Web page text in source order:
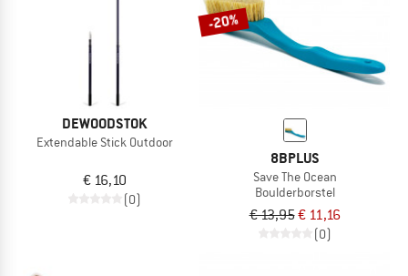
DEWOODSTOK
Extendable Stick Outdoor
€ 16,10
(0)
-20%
8BPLUS
Save The Ocean
Boulderborstel
€ 13,95€ 11,16
(0)